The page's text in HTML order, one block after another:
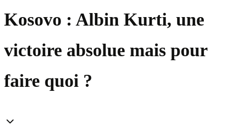
Kosovo : Albin Kurti, une
victoire absolue mais pour
faire quoi ?